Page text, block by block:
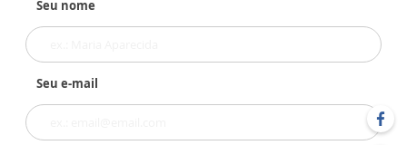
Seu nome
Seu e-mail